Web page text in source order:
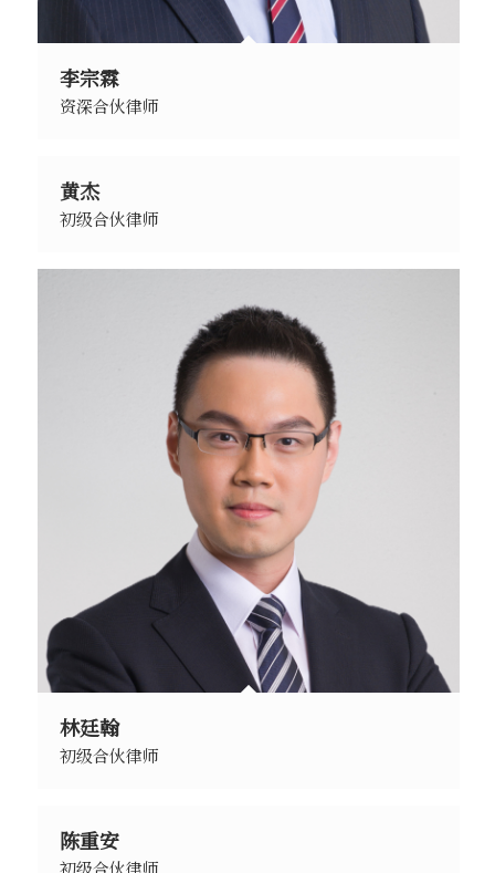
李宗霖
资深合伙律师
黄杰
初级合伙律师
林廷翰
初级合伙律师
陈重安
初级合伙律师